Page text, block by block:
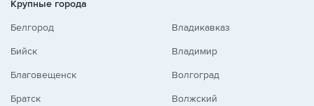
Крупные города
Белгород
Бийск
Благовещенск
Братск
Владикавказ
Владимир
Волгоград
Волжский